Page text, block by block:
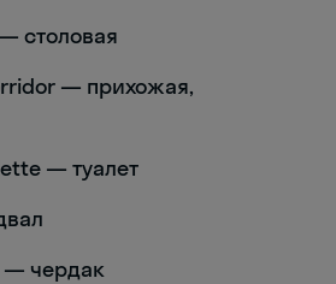
столовая
— прихожая,
— туалет
— чердак